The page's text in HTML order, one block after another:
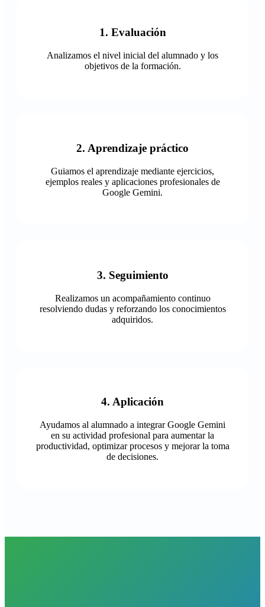
1. Evaluación
Analizamos el nivel inicial del alumnado y los
objetivos de la formación.
2. Aprendizaje práctico
Guiamos el aprendizaje mediante ejercicios,
ejemplos reales y aplicaciones profesionales de
Google Gemini.
3. Seguimiento
Realizamos un acompañamiento continuo
resolviendo dudas y reforzando los conocimientos
adquiridos.
4. Aplicación
Ayudamos al alumnado a integrar Google Gemini
en su actividad profesional para aumentar la
productividad, optimizar procesos y mejorar la toma
de decisiones.